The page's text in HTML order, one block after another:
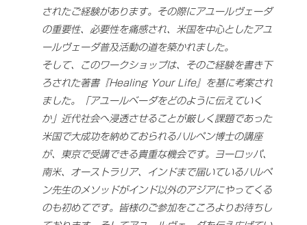
されたご経験があります。その際にアユールヴェーダ
の重要性、必要性を痛感され、米国を中心としたアユ
ールヴェーダ普及活動の道を築かれました。
そして、このワークショップは、そのご経験を書き下
ろされた著書『Healing Your Life』を基に考案され
ました。「アユールベーダをどのように伝えていく
か」近代社会へ浸透させることが厳しく課題であった
米国で大成功を納めておられるハルペン博士の講座
が、東京で受講できる貴重な機会です。ヨーロッパ、
南米、オーストラリア、インドまで届いているハルペ
ン先生のメソッドがインド以外のアジアにやってくる
のも初めてです。皆様のご参加をこころよりお待ちし